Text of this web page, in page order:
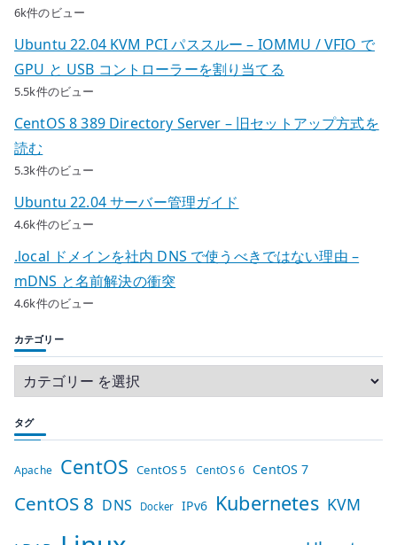
6k件のビュー
Ubuntu 22.04 KVM PCI パススルー – IOMMU / VFIO で
GPU と USB コントローラーを割り当てる
5.5k件のビュー
CentOS 8 389 Directory Server – 旧セットアップ方式を
読む
5.3k件のビュー
Ubuntu 22.04 サーバー管理ガイド
4.6k件のビュー
.local ドメインを社内 DNS で使うべきではない理由 –
mDNS と名前解決の衝突
4.6k件のビュー
カテゴリー
タグ
Apache CentOS CentOS 5 CentOS 6 CentOS 7
CentOS 8 DNS Docker IPv6 Kubernetes KVM